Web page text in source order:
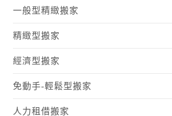
一般型精緻搬家
精緻型搬家
經濟型搬家
免動手-輕鬆型搬家
人力租借搬家